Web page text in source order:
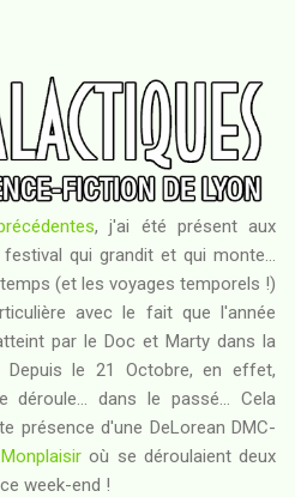
, j'ai été présent aux
qui grandit et qui monte...
(et les voyages temporels !)
avec le fait que l'année
par le Doc et Marty dans la
Depuis le 21 Octobre, en effet,
dans le passé... Cela
présence d'une DeLorean DMC-
où se déroulaient deux
week-end !